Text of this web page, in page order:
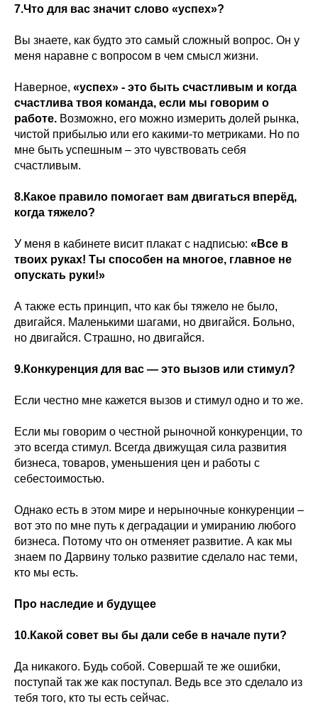
7.Что для вас значит слово «успех»?
Вы знаете, как будто это самый сложный вопрос. Он у
меня наравне с вопросом в чем смысл жизни.
Наверное, «успех» - это быть счастливым и когда
счастлива твоя команда, если мы говорим о
работе. Возможно, его можно измерить долей рынка,
чистой прибылью или его какими-то метриками. Но по
мне быть успешным – это чувствовать себя
счастливым.
8.Какое правило помогает вам двигаться вперёд,
когда тяжело?
У меня в кабинете висит плакат с надписью: «Все в
твоих руках! Ты способен на многое, главное не
опускать руки!»
А также есть принцип, что как бы тяжело не было,
двигайся. Маленькими шагами, но двигайся. Больно,
но двигайся. Страшно, но двигайся.
9.Конкуренция для вас — это вызов или стимул?
Если честно мне кажется вызов и стимул одно и то же.
Если мы говорим о честной рыночной конкуренции, то
это всегда стимул. Всегда движущая сила развития
бизнеса, товаров, уменьшения цен и работы с
себестоимостью.
Однако есть в этом мире и нерыночные конкуренции –
вот это по мне путь к деградации и умиранию любого
бизнеса. Потому что он отменяет развитие. А как мы
знаем по Дарвину только развитие сделало нас теми,
кто мы есть.
Про наследие и будущее
10.Какой совет вы бы дали себе в начале пути?
Да никакого. Будь собой. Совершай те же ошибки,
поступай так же как поступал. Ведь все это сделало из
тебя того, кто ты есть сейчас.